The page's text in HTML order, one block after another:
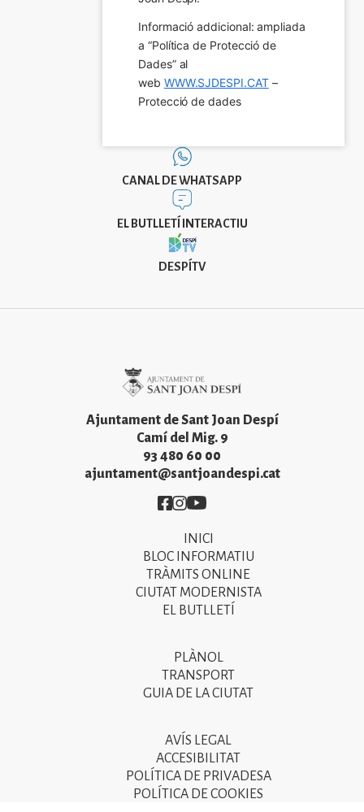
Informació addicional: ampliada
a “Política de Protecció de
Dades” al
web WWW.SJDESPI.CAT –
Protecció de dades
CANAL DE WHATSAPP
EL BUTLLETÍ INTERACTIU
DESPÍTV
Ajuntament de Sant Joan Despí
Camí del Mig. 9
93 480 60 00
ajuntament@santjoandespi.cat
Imatge
Imatge
Imatge
INICI
BLOC INFORMATIU
TRÀMITS ONLINE
CIUTAT MODERNISTA
EL BUTLLETÍ
PLÀNOL
TRANSPORT
GUIA DE LA CIUTAT
AVÍS LEGAL
ACCESIBILITAT
POLÍTICA DE PRIVADESA
POLÍTICA DE COOKIES